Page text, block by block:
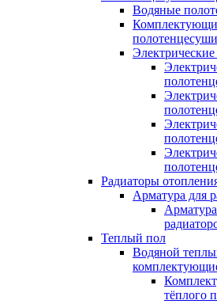
Водяные
Радиаторы
Арматура для
Теплый пол
Водяной
тёплого